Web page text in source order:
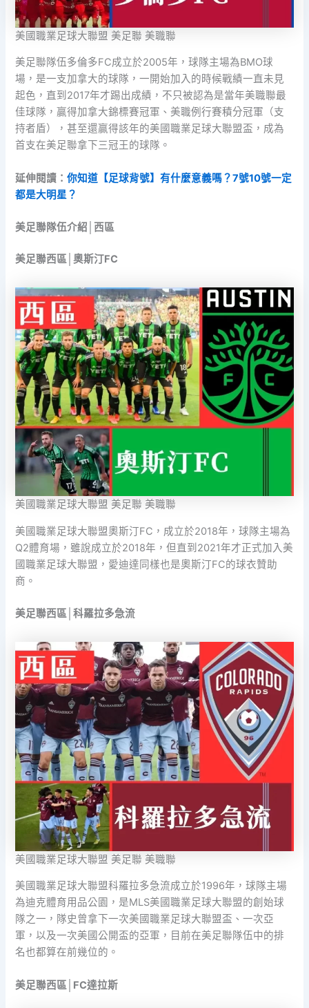
美國職業足球大聯盟 美足聯 美職聯
美足聯隊伍多倫多FC成立於2005年，球隊主場為BMO球
場，是一支加拿大的球隊，一開始加入的時候戰績一直未見
起色，直到2017年才踢出成績，不只被認為是當年美職聯最
佳球隊，贏得加拿大錦標賽冠軍、美職例行賽積分冠軍（支
持者盾），甚至還贏得該年的美國職業足球大聯盟盃，成為
首支在美足聯拿下三冠王的球隊。
延伸閱讀：你知道【足球背號】有什麼意義嗎？7號10號一定
都是大明星？
美足聯隊伍介紹│西區
美足聯西區│奧斯汀FC
美國職業足球大聯盟 美足聯 美職聯
美國職業足球大聯盟奧斯汀FC，成立於2018年，球隊主場為
Q2體育場，雖說成立於2018年，但直到2021年才正式加入美
國職業足球大聯盟，愛迪達同樣也是奧斯汀FC的球衣贊助
商。
美足聯西區│科羅拉多急流
美國職業足球大聯盟 美足聯 美職聯
美國職業足球大聯盟科羅拉多急流成立於1996年，球隊主場
為迪克體育用品公園，是MLS美國職業足球大聯盟的創始球
隊之一，隊史曾拿下一次美國職業足球大聯盟盃、一次亞
軍，以及一次美國公開盃的亞軍，目前在美足聯隊伍中的排
名也都算在前幾位的。
美足聯西區│FC達拉斯